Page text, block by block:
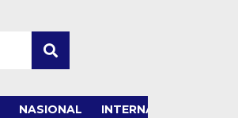
NASIONAL INTERNASIONAL